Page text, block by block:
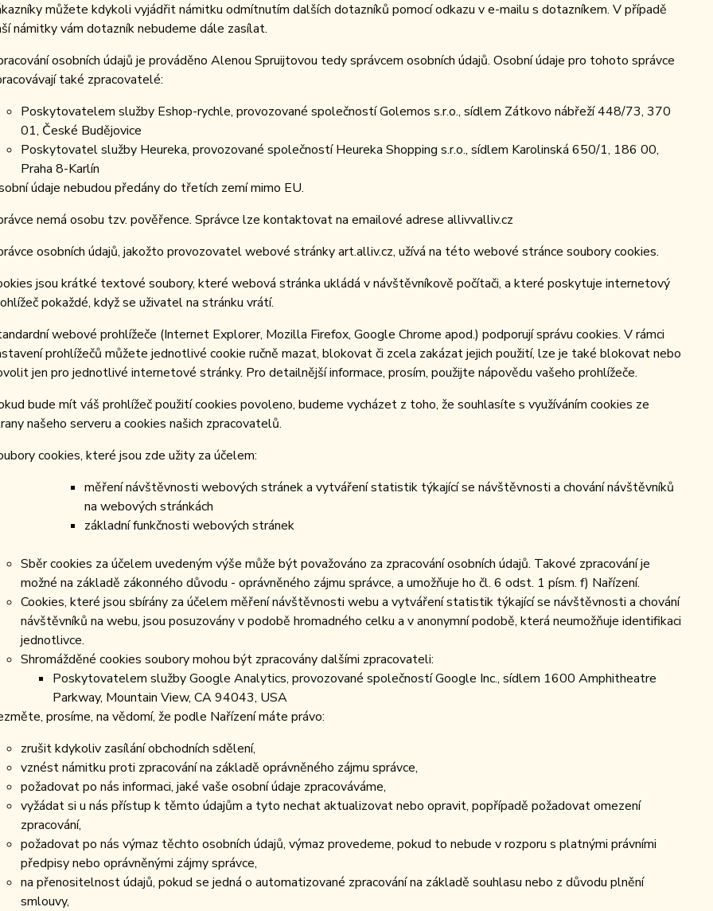
můžete kdykoli vyjádřit námitku odmítnutím dalších dotazníků pomocí odkazu v e-mailu s dotazníkem. V případě
námitky vám dotazník nebudeme dále zasílat.
osobních údajů je prováděno Alenou Spruijtovou tedy správcem osobních údajů. Osobní údaje pro tohoto správce
také zpracovatelé:
Poskytovatelem služby Eshop-rychle, provozované společností Golemos s.r.o., sídlem Zátkovo nábřeží 448/73, 370
01, České Budějovice
Poskytovatel služby Heureka, provozované společností Heureka Shopping s.r.o., sídlem Karolinská 650/1, 186 00,
Praha 8-Karlín
údaje nebudou předány do třetích zemí mimo EU.
nemá osobu tzv. pověřence. Správce lze kontaktovat na emailové adrese allivvalliv.cz
osobních údajů, jakožto provozovatel webové stránky art.alliv.cz, užívá na této webové stránce soubory cookies.
jsou krátké textové soubory, které webová stránka ukládá v návštěvníkově počítači, a které poskytuje internetový
pokaždé, když se uživatel na stránku vrátí.
webové prohlížeče (Internet Explorer, Mozilla Firefox, Google Chrome apod.) podporují správu cookies. V rámci
prohlížečů můžete jednotlivé cookie ručně mazat, blokovat či zcela zakázat jejich použití, lze je také blokovat nebo
jen pro jednotlivé internetové stránky. Pro detailnější informace, prosím, použijte nápovědu vašeho prohlížeče.
bude mít váš prohlížeč použití cookies povoleno, budeme vycházet z toho, že souhlasíte s využíváním cookies ze
našeho serveru a cookies našich zpracovatelů.
cookies, které jsou zde užity za účelem:
měření návštěvnosti webových stránek a vytváření statistik týkající se návštěvnosti a chování návštěvníků
na webových stránkách
základní funkčnosti webových stránek
Sběr cookies za účelem uvedeným výše může být považováno za zpracování osobních údajů. Takové zpracování je
možné na základě zákonného důvodu - oprávněného zájmu správce, a umožňuje ho čl. 6 odst. 1 písm. f) Nařízení.
Cookies, které jsou sbírány za účelem měření návštěvnosti webu a vytváření statistik týkající se návštěvnosti a chování
návštěvníků na webu, jsou posuzovány v podobě hromadného celku a v anonymní podobě, která neumožňuje identifikaci
jednotlivce.
Shromážděné cookies soubory mohou být zpracovány dalšími zpracovateli:
Poskytovatelem služby Google Analytics, provozované společností Google Inc., sídlem 1600 Amphitheatre
Parkway, Mountain View, CA 94043, USA
prosíme, na vědomí, že podle Nařízení máte právo:
zrušit kdykoliv zasílání obchodních sdělení,
vznést námitku proti zpracování na základě oprávněného zájmu správce,
požadovat po nás informaci, jaké vaše osobní údaje zpracováváme,
vyžádat si u nás přístup k těmto údajům a tyto nechat aktualizovat nebo opravit, popřípadě požadovat omezení
zpracování,
požadovat po nás výmaz těchto osobních údajů, výmaz provedeme, pokud to nebude v rozporu s platnými právními
předpisy nebo oprávněnými zájmy správce,
na přenositelnost údajů, pokud se jedná o automatizované zpracování na základě souhlasu nebo z důvodu plnění
smlouvy,